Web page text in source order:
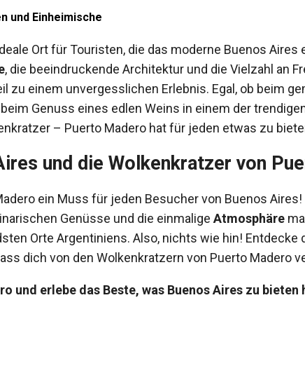
und Einheimische
Ort für Touristen, die das moderne Buenos Aires
, die beeindruckende Architektur und die Vielzahl an
zu einem unvergesslichen Erlebnis. Egal, ob beim
beim Genuss eines edlen Weins in einem der
– Puerto Madero hat für jeden etwas zu
und die Wolkenkratzer von
ein Muss für jeden Besucher von Buenos
Genüsse und die einmalige Atmosphäre
Orte Argentiniens. Also, nichts wie hin! Entdecke
dich von den Wolkenkratzern von Puerto Madero
und erlebe das Beste, was Buenos Aires zu bieten